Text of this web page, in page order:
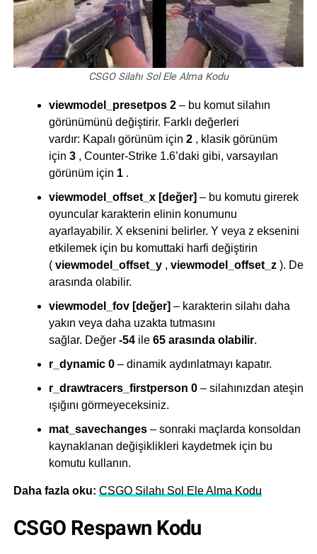
CSGO Silahı Sol Ele Alma Kodu
viewmodel_presetpos 2 – bu komut silahın
görünümünü değiştirir. Farklı değerleri
vardır: Kapalı görünüm için 2 , klasik görünüm
için 3 , Counter-Strike 1.6’daki gibi, varsayılan
görünüm için 1 .
viewmodel_offset_x [değer] – bu komutu girerek
oyuncular karakterin elinin konumunu
ayarlayabilir. X eksenini belirler. Y veya z eksenini
etkilemek için bu komuttaki harfi değiştirin
( viewmodel_offset_y , viewmodel_offset_z ).
arasında olabilir.
viewmodel_fov [değer] – karakterin silahı daha
yakın veya daha uzakta tutmasını
sağlar. Değer -54 ile 65 arasında olabilir.
r_dynamic 0 – dinamik aydınlatmayı kapatır.
r_drawtracers_firstperson 0 – silahınızdan ateşin
ışığını görmeyeceksiniz.
mat_savechanges– sonraki maçlarda konsoldan
kaynaklanan değişiklikleri kaydetmek için bu
komutu kullanın.
Daha fazla oku: CSGO Silahı Sol Ele Alma Kodu
CSGO Respawn Kodu